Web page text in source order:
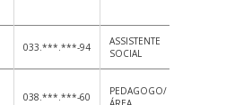
033.***.***-94
ASSISTENTE
SOCIAL
038.***.***-60
PEDAGOGO/